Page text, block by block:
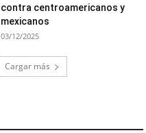
contra centroamericanos y
mexicanos
03/12/2025
Cargar más